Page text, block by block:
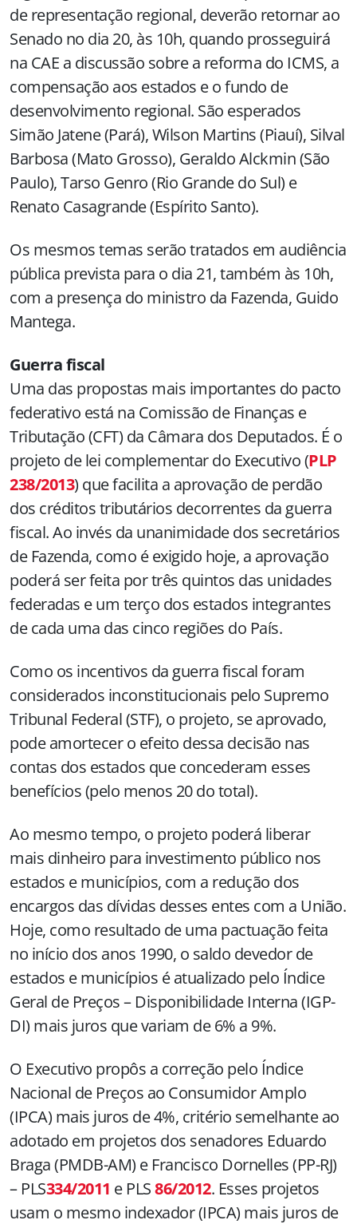
de representação regional, deverão retornar ao
Senado no dia 20, às 10h, quando prosseguirá
na CAE a discussão sobre a reforma do ICMS, a
compensação aos estados e o fundo de
desenvolvimento regional. São esperados
Simão Jatene (Pará), Wilson Martins (Piauí), Silval
Barbosa (Mato Grosso), Geraldo Alckmin (São
Paulo), Tarso Genro (Rio Grande do Sul) e
Renato Casagrande (Espírito Santo).
Os mesmos temas serão tratados em audiência
pública prevista para o dia 21, também às 10h,
com a presença do ministro da Fazenda, Guido
Mantega.
Guerra fiscal
Uma das propostas mais importantes do pacto
federativo está na Comissão de Finanças e
Tributação (CFT) da Câmara dos Deputados. É o
projeto de lei complementar do Executivo (PLP
238/2013) que facilita a aprovação de perdão
dos créditos tributários decorrentes da guerra
fiscal. Ao invés da unanimidade dos secretários
de Fazenda, como é exigido hoje, a aprovação
poderá ser feita por três quintos das unidades
federadas e um terço dos estados integrantes
de cada uma das cinco regiões do País.
Como os incentivos da guerra fiscal foram
considerados inconstitucionais pelo Supremo
Tribunal Federal (STF), o projeto, se aprovado,
pode amortecer o efeito dessa decisão nas
contas dos estados que concederam esses
benefícios (pelo menos 20 do total).
Ao mesmo tempo, o projeto poderá liberar
mais dinheiro para investimento público nos
estados e municípios, com a redução dos
encargos das dívidas desses entes com a União.
Hoje, como resultado de uma pactuação feita
no início dos anos 1990, o saldo devedor de
estados e municípios é atualizado pelo Índice
Geral de Preços – Disponibilidade Interna (IGP-
DI) mais juros que variam de 6% a 9%.
O Executivo propôs a correção pelo Índice
Nacional de Preços ao Consumidor Amplo
(IPCA) mais juros de 4%, critério semelhante ao
adotado em projetos dos senadores Eduardo
Braga (PMDB-AM) e Francisco Dornelles (PP-RJ)
– PLS334/2011 e PLS86/2012. Esses projetos
usam o mesmo indexador (IPCA) mais juros de